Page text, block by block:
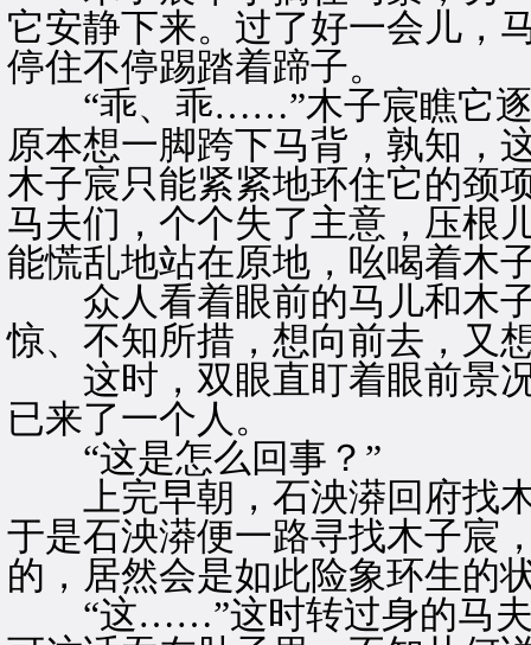
它安静下来。过了好一会儿，
停住不停踢踏着蹄子。
“乖、乖……”木子宸瞧它逐
原本想一脚跨下马背，孰知，
木子宸只能紧紧地环住它的颈
马夫们，个个失了主意，压根
能慌乱地站在原地，吆喝着木
众人看着眼前的马儿和木子
惊、不知所措，想向前去，又
这时，双眼直盯着眼前景况
已来了一个人。
“这是怎么回事？”
上完早朝，石泱漭回府找木
于是石泱漭便一路寻找木子宸
的，居然会是如此险象环生的
“这……”这时转过身的马夫